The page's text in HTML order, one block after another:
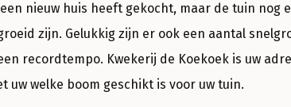
nieuw huis heeft gekocht, maar de tuin nog
zijn. Gelukkig zijn er ook een aantal
recordtempo. Kwekerij de Koekoek is uw
uw welke boom geschikt is voor uw tuin.